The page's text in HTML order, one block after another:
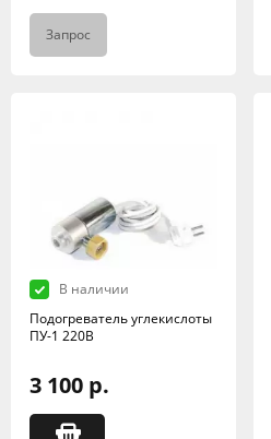
Запрос
В наличии
Подогреватель углекислоты
ПУ-1 220В
3 100 р.